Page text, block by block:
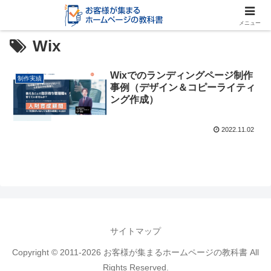
Wix
制作実績
Wixでのランディングページ制作
事例（デザイン＆コピーライティ
ング作成）
2022.11.02
サイトマップ
Copyright © 2011-2026 お客様が集まるホームページの教科書 All
Rights Reserved.
メニュー